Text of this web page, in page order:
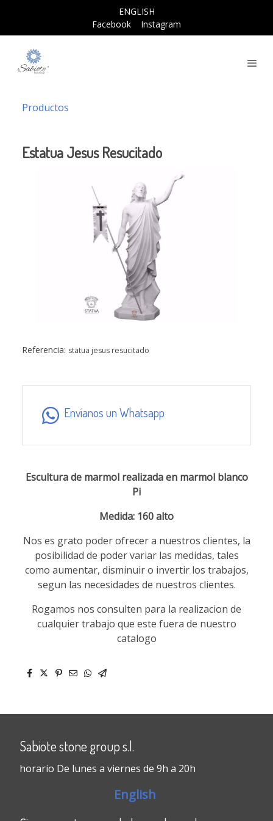
ENGLISH
Facebook
Instagram
Productos
Estatua Jesus Resucitado
Referencia: statua jesus resucitado
Envíanos un Whatsapp
Escultura de marmol realizada en marmol blanco
Pi
Medida: 160 alto
Nos es grato poder ofrecer a nuestros clientes, la
posibilidad de poder variar las medidas, tales
como aumentar, disminuir o invertir los trabajos,
segun las necesidades de nuestros clientes.
Rogamos nos consulten para la realizacion de
cualquier trabajo que este fuera de nuestro
catalogo
Sabiote stone group s.l.
horario De lunes a viernes de 9h a 20h
English